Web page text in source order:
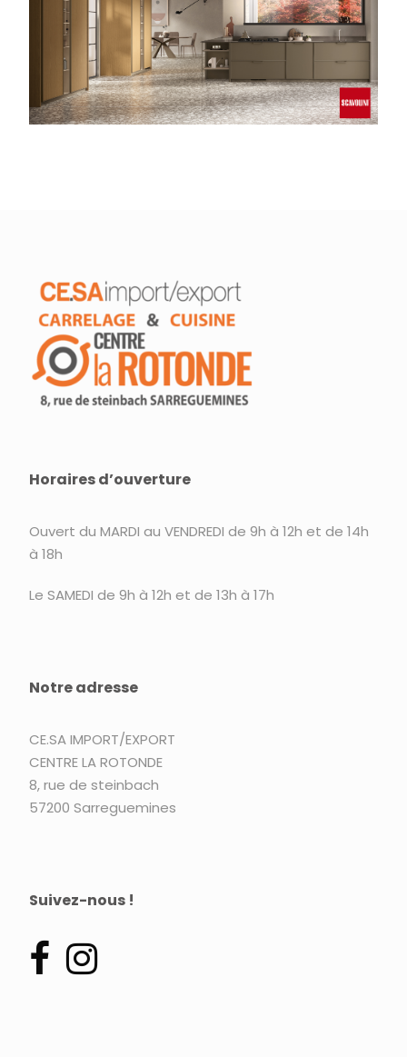
Horaires d’ouverture
Ouvert du MARDI au VENDREDI de 9h à 12h et de 14h
à 18h
Le SAMEDI de 9h à 12h et de 13h à 17h
Notre adresse
CE.SA IMPORT/EXPORT
CENTRE LA ROTONDE
8, rue de steinbach
57200 Sarreguemines
Suivez-nous !